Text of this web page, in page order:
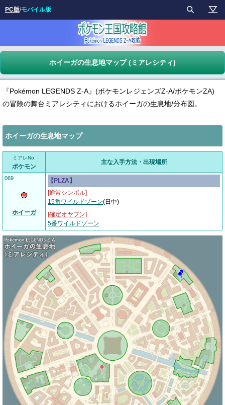
ホイーガの生息地マップ (ミアレシティ)
『Pokémon LEGENDS Z-A』(ポケモンレジェンズZ-A/ポケモンZA)
の冒険の舞台ミアレシティにおけるホイーガの生息地/分布図。
ホイーガの生息地マップ
ミアレNo.
ポケモン
主な入手方法・出現場所
069
ホイーガ
【PLZA】
[通常シンボル]
15番ワイルドゾーン(日中)
[確定オヤブン]
5番ワイルドゾーン
PC版/モバイル版